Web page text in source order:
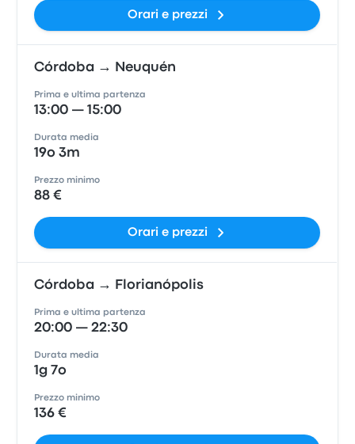
Orari e prezzi
Córdoba → Neuquén
Prima e ultima partenza
13:00 — 15:00
Durata media
19o 3m
Prezzo minimo
88 €
Orari e prezzi
Córdoba → Florianópolis
Prima e ultima partenza
20:00 — 22:30
Durata media
1g 7o
Prezzo minimo
136 €